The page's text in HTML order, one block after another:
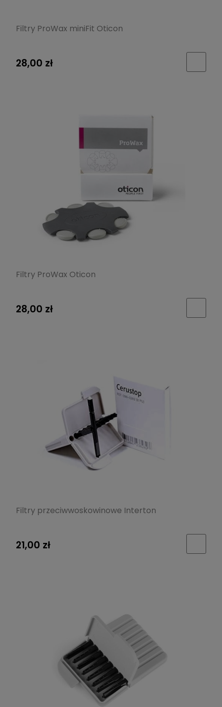
Filtry ProWax miniFit Oticon
28,00 zł
Filtry ProWax Oticon
28,00 zł
Filtry przeciwwoskowinowe Interton
21,00 zł